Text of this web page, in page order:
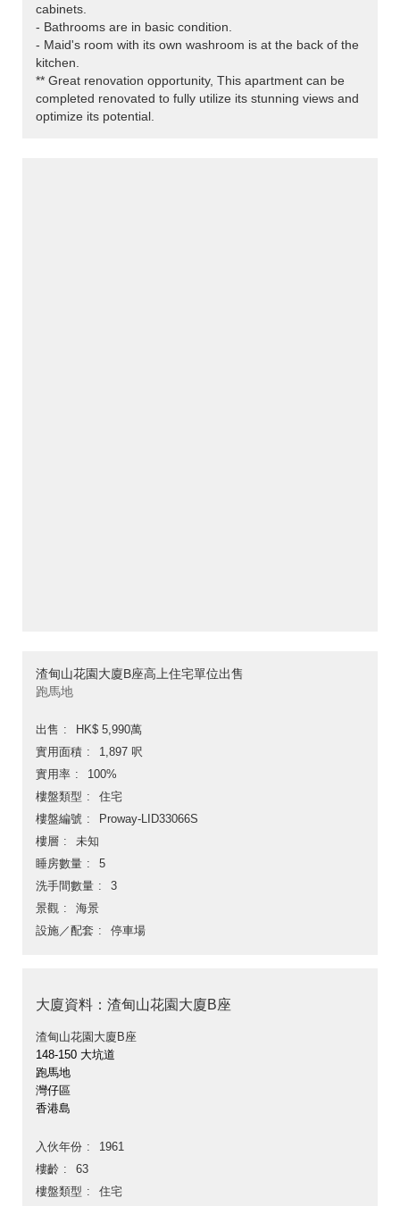
cabinets.
- Bathrooms are in basic condition.
- Maid's room with its own washroom is at the back of the
kitchen.
** Great renovation opportunity, This apartment can be
completed renovated to fully utilize its stunning views and
optimize its potential.
渣甸山花園大廈B座高上住宅單位出售
跑馬地
出售
HK$ 5,990萬
實用面積
1,897 呎
實用率
100%
樓盤類型
住宅
樓盤編號
Proway-LID33066S
樓層
未知
睡房數量
5
洗手間數量
3
景觀
海景
設施／配套
停車場
大廈資料：渣甸山花園大廈B座
渣甸山花園大廈B座
148-150 大坑道
跑馬地
灣仔區
香港島
入伙年份
1961
樓齡
63
樓盤類型
住宅